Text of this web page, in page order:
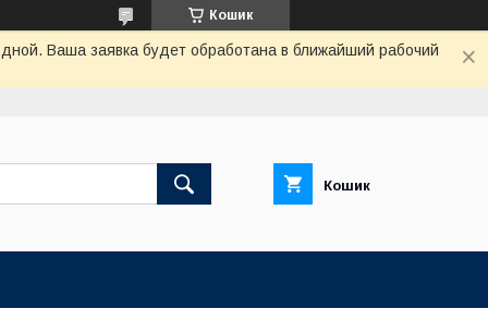
Кошик
Ваша заявка будет обработана в ближайший рабочий
Кошик